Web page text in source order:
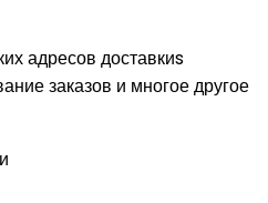
адресов доставкиs
заказов и многое другое